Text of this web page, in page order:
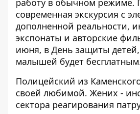
современная экскурсия с
дополненной реальности,
экспонаты и авторские
июня, в День защиты детей,
малышей будет
Полицейский из
своей любимой. Жених -
сектора реагирования